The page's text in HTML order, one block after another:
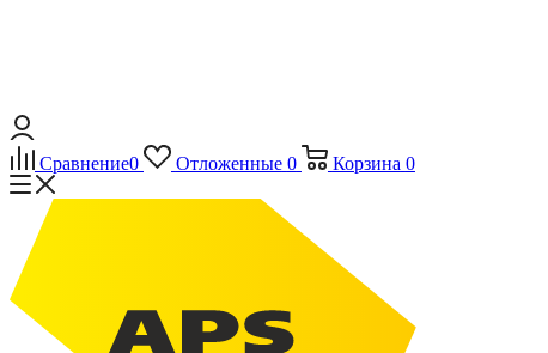
Сравнение0 Отложенные 0 Корзина 0